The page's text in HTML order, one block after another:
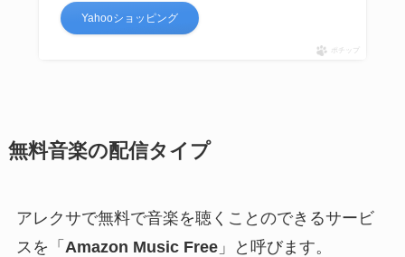
Yahooショッピング
ポチップ
無料音楽の配信タイプ
アレクサで無料で音楽を聴くことのできるサービ
スを「 Amazon Music Free」と呼びます。